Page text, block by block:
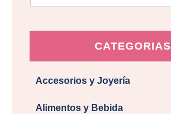
CATEGORIAS
Accesorios y Joyería
Alimentos y Bebida